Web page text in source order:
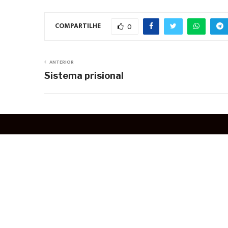
COMPARTILHE 0
ANTERIOR
Sistema prisional